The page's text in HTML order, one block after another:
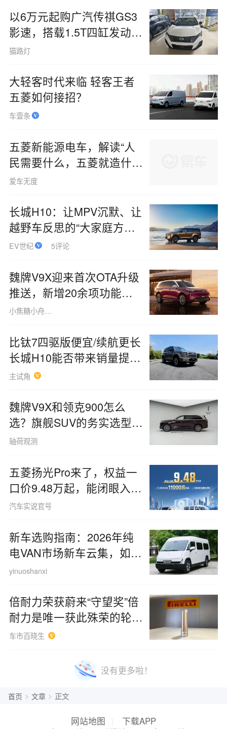
以6万元起购广汽传祺GS3
影速，搭载1.5T四缸发动
机，使用92号燃油，这款
猫路灯
大轻客时代来临 轻客王者
五菱如何接招？
车壹条
五菱新能源电车，解读“人
民需要什么，五菱就造什
么”内涵
爱车无度
长城H10：让MPV沉默、让
越野车反思的“大家庭方盒
子”
EV世纪 5评论
魏牌V9X迎来首次OTA升级
推送，新增20余项功能并
优化150余项
小焦糖小舟糖220213
比钛7四驱版便宜/续航更长
长城H10能否带来销量提
振？
主试角
魏牌V9X和领克900怎么
选？旗舰SUV的务实选型逻
辑
轴荷观测
五菱扬光Pro来了，权益一
口价9.48万起，能闭眼入
吗？
汽车实说官号
新车选购指南：2026年纯
电VAN市场新车云集，如何
选择适合客运的车型？
yinuoshanxi
倍耐力荣获蔚来“守望奖”倍
耐力是唯一获此殊荣的轮胎
供应商
车市百晓生
没有更多啦！
首页 > 文章 > 正文
网站地图
下载APP